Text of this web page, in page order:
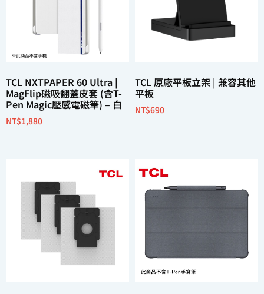
TCL NXTPAPER 60 Ultra |
MagFlip磁吸翻蓋皮套 (含T-
Pen Magic壓感電磁筆) – 白
NT$1,880
TCL 原廠平板立架 | 兼容其他
平板
NT$690